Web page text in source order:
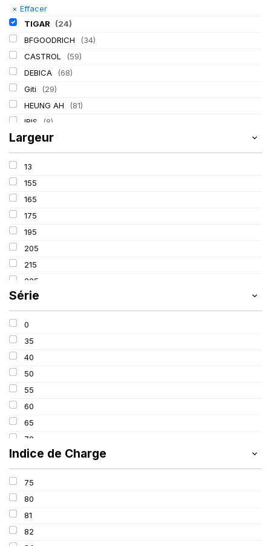
× Effacer
TIGAR
(24)
BFGOODRICH
(34)
CASTROL
(59)
DEBICA
(68)
Giti
(29)
HEUNG AH
(81)
IRIS
(8)
ITALMATIC
KLEBER (116)
LASSA
LING LONG
MICHELIN
MITAS
Mondolfo ferro
PIRELLI
PROMETEON
SIOC
Largeur
13
155
165
175
195
205
215
225
235
245
315
Série
0
35
40
50
55
60
65
70
75
80
90
650
Indice de Charge
75
80
81
82